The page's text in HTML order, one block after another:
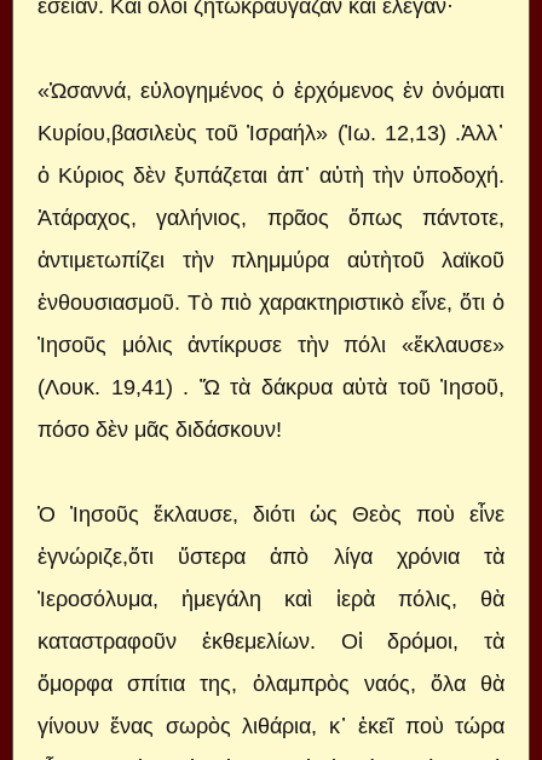
ἔσειαν. Καὶ ὅλοι ζητωκραύγαζαν καὶ ἔλεγαν·
«Ὡσαννά, εὐλογημένος ὁ ἐρχόμενος ἐν ὀνόματι
Κυρίου,βασιλεὺς τοῦ Ἰσραήλ» (Ἰω. 12,13) .Ἀλλ᾿
ὁ Κύριος δὲν ξυπάζεται ἀπ᾿ αὐτὴ τὴν ὑποδοχή.
Ἀτάραχος, γαλήνιος, πρᾶος ὅπως πάντοτε,
ἀντιμετωπίζει τὴν πλημμύρα αὐτὴτοῦ λαϊκοῦ
ἐνθουσιασμοῦ. Τὸ πιὸ χαρακτηριστικὸ εἶνε, ὅτι ὁ
Ἰησοῦς μόλις ἀντίκρυσε τὴν πόλι «ἔκλαυσε»
(Λουκ. 19,41) . Ὤ τὰ δάκρυα αὐτὰ τοῦ Ἰησοῦ,
πόσο δὲν μᾶς διδάσκουν!
Ὁ Ἰησοῦς ἔκλαυσε, διότι ὡς Θεὸς ποὺ εἶνε
ἐγνώριζε,ὅτι ὕστερα ἀπὸ λίγα χρόνια τὰ
Ἰεροσόλυμα, ἡμεγάλη καὶ ἱερὰ πόλις, θὰ
καταστραφοῦν ἐκθεμελίων. Οἱ δρόμοι, τὰ
ὄμορφα σπίτια της, ὁλαμπρὸς ναός, ὅλα θὰ
γίνουν ἕνας σωρὸς λιθάρια, κ᾿ ἐκεῖ ποὺ τώρα